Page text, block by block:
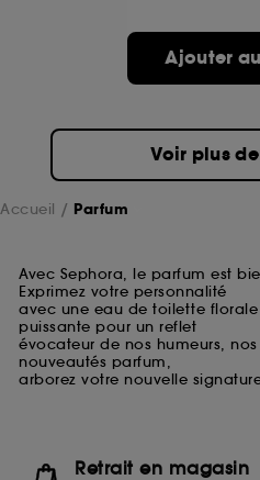
Ajouter
Voir plus
Accueil Parfum
Avec Sephora, le parfum est
Exprimez votre personnalité
avec une eau de toilette
puissante pour un reflet
évocateur de nos humeurs,
nouveautés parfum,
arborez votre nouvelle
Retrait en magasin